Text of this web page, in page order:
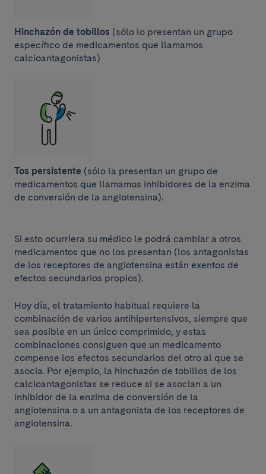
Hinchazón de tobillos (sólo lo presentan un grupo
específico de medicamentos que llamamos
calcioantagonistas)
Tos persistente (sólo la presentan un grupo de
medicamentos que llamamos inhibidores de la enzima
de conversión de la angiotensina).
Si esto ocurriera su médico le podrá cambiar a otros
medicamentos que no los presentan (los antagonistas
de los receptores de angiotensina están exentos de
efectos secundarios propios).
Hoy día, el tratamiento habitual requiere la
combinación de varios antihipertensivos, siempre que
sea posible en un único comprimido, y estas
combinaciones consiguen que un medicamento
compense los efectos secundarios del otro al que se
asocia. Por ejemplo, la hinchazón de tobillos de los
calcioantagonistas se reduce si se asocian a un
inhibidor de la enzima de conversión de la
angiotensina o a un antagonista de los receptores de
angiotensina.